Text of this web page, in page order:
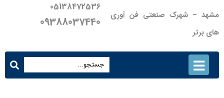
مشهد – شهرک صنعتی فن آوری
های برتر
05138472536
09388037440
دیگ بخار عمودی 80 کیلو بر